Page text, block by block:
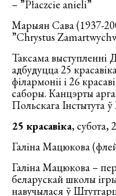
– ”Płaczcie anieli”
Марыян Сава (1937-
”Chrystus
Таксама выступленні
адбудуцца 25
філармоніі і 26
саборы. Канцэрты
Польскага Інстытута
25 красавіка, субота,
Галіна Мацюкова
Галіна Мацюкова –
беларускай школы
навучылася ў